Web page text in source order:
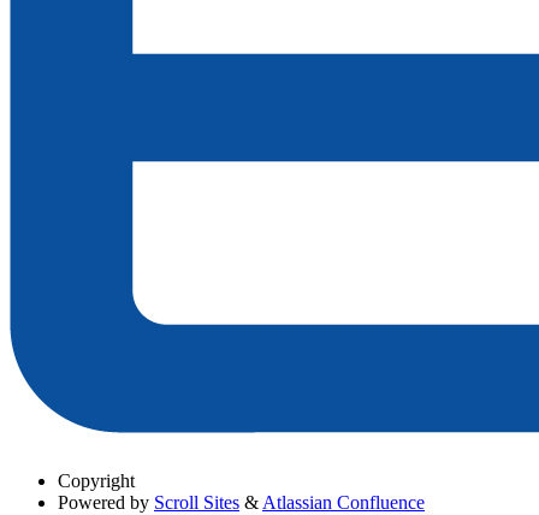
Copyright
Powered by Scroll Sites & Atlassian Confluence